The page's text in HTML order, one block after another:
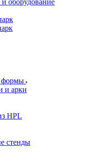
оборудование
формы
и арки
HPL
стенды